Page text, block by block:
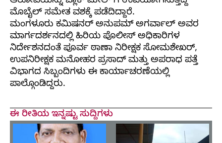
ಮೊಬೈಲ್ ಸಮೇತ ವಶಕ್ಕೆ ಪಡೆದಿದ್ದಾರೆ.
ಮಂಗಳೂರು ಕಮಿಷನರ್ ಅನುಪಮ್ ಅಗರ್ವಾಲ್ ಅವರ
ಮಾರ್ಗದರ್ಶನದಲ್ಲಿ ಹಿರಿಯ ಪೊಲೀಸ್ ಅಧಿಕಾರಿಗಳ
ನಿರ್ದೇಶನದಂತೆ ಪೂರ್ವ ಠಾಣಾ ನಿರೀಕ್ಷಕ ಸೋಮಶೇಖರ್,
ಉಪನಿರೀಕ್ಷಕ ಮನೋಹರ ಪ್ರಸಾದ್ ಮತ್ತು ಅಪರಾಧ ಪತ್ತೆ
ವಿಭಾಗದ ಸಿಬ್ಬಂದಿಗಳು ಈ ಕಾರ್ಯಾಚರಣೆಯಲ್ಲಿ
ಪಾಲ್ಗೊಂಡಿದ್ದರು.
ಈ ರೀತಿಯ ಇನ್ನಷ್ಟು ಸುದ್ದಿಗಳು